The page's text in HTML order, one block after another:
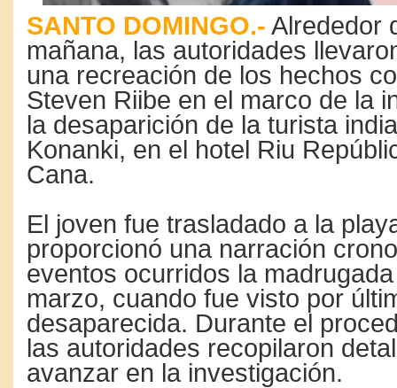
SANTO DOMINGO.- Alrededor
mañana, las autoridades
una recreación de los hechos
Steven Riibe en el marco de la
la desaparición de la turista
Konanki, en el hotel Riu
Cana.
El joven fue trasladado a la
proporcionó una narración
eventos ocurridos la
marzo, cuando fue visto por
desaparecida. Durante el
las autoridades recopilaron
avanzar en la investigación.